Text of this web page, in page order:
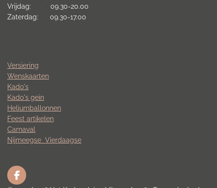
Vrijdag: 09.30-20.00
Zaterdag: 09.30-17.00
Versiering
Wenskaarten
Kado's
Kado's gein
Heliumballonnen
Feest artikelen
Carnaval
Nijmeegse Vierdaagse
F